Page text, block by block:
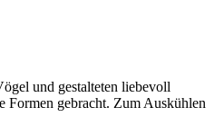
und gestalteten liebevoll
Formen gebracht. Zum Auskühlen